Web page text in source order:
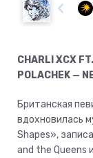
CHARLI XCX
POLACHEK —
Британская
вдохновилась
Shapes»,
and the Queens